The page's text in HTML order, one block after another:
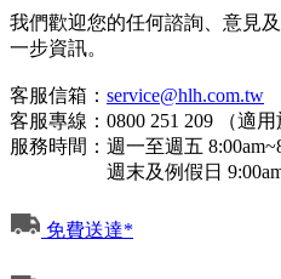
我們歡迎您的任何諮詢、意見
一步資訊。
客服信箱： service@hlh.com.tw
客服專線：0800 251 209 （適用
服務時間：週一至週五
週末及例假日
免費送達*